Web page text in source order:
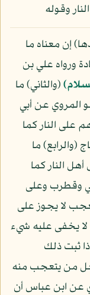
وقوله
إن معناه ما
ورواه علي بن
(والثاني) ما
المروي عن أبي
على النار كما
(والرابع) ما
النار كما
وقطرب وعلى
لا يجوز على
لا يخفى عليه شيء
ثبت ذلك
من يتعجب منه
عن ابن عباس أن